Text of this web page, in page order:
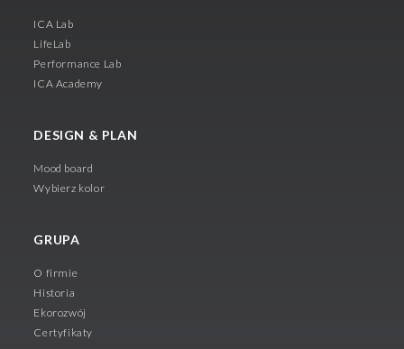
ICA Lab
LifeLab
Performance Lab
ICA Academy
DESIGN & PLAN
Mood board
Wybierz kolor
GRUPA
O firmie
Historia
Ekorozwój
Certyfikaty